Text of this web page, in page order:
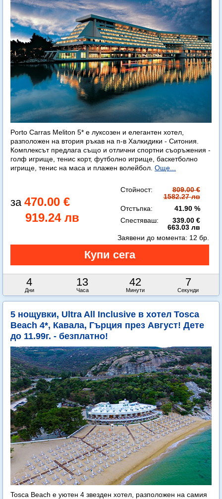
Porto Carras Meliton 5* е луксозен и елегантен хотел,
разположен на втория ръкав на п-в Халкидики - Ситония.
Комплексът предлага също и отлични спортни съоръжения -
голф игрище, тенис корт, футболно игрище, баскетболно
игрище, тенис на маса и плажен волейбол. Още...
470.00 €
919.24 лв
Стойност:
809.00 €
1582.27 лв
Отстъпка:
41.90 %
Спестяваш:
339.00 €
663.03 лв
4
Дни
13
Часа
42
Минути
5
Секунди
Заявени до момента: 12 бр.
5 нощувки, Ultra All Inclusive в хотел Tosca
Beach 4*, Кавала, Гърция през Август! Дете
до 11.99г. - безплатно!
Tosca Beach е уютен 4 звезден хотел, разположен на самия